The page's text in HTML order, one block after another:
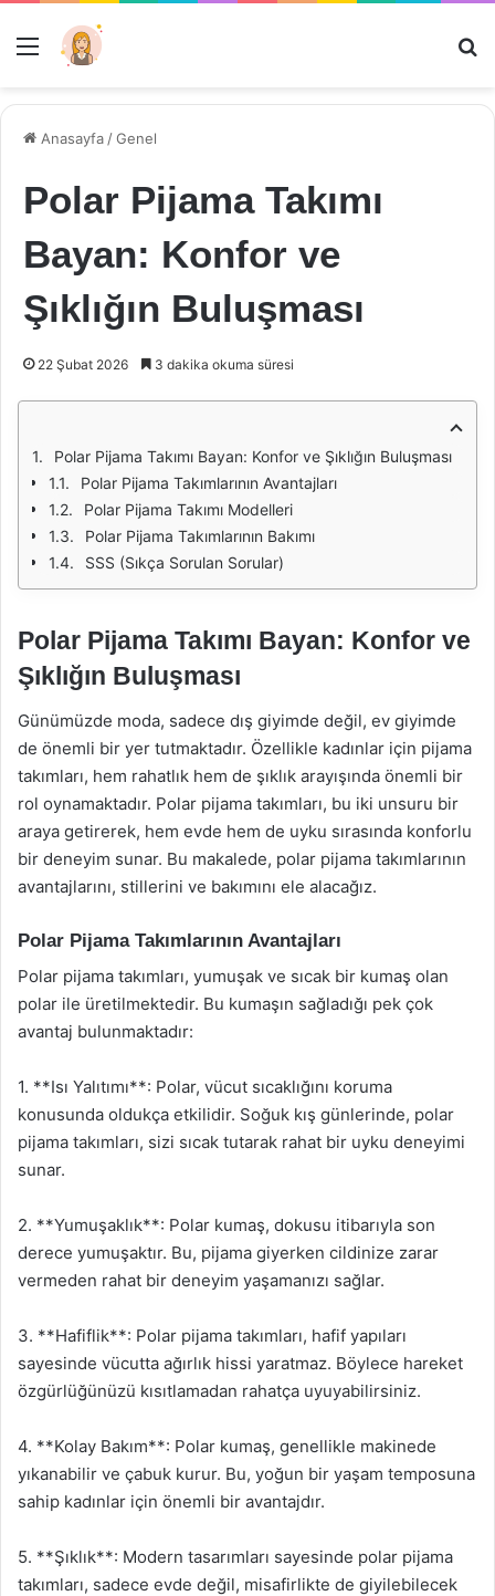
Menü
Anasayfa /Genel
Polar Pijama Takımı
Bayan: Konfor ve
Şıklığın Buluşması
22 Şubat 2026 3 dakika okuma süresi
Polar Pijama Takımı Bayan: Konfor ve Şıklığın Buluşması
Polar Pijama Takımlarının Avantajları
Polar Pijama Takımı Modelleri
Polar Pijama Takımlarının Bakımı
SSS (Sıkça Sorulan Sorular)
Polar Pijama Takımı Bayan: Konfor ve
Şıklığın Buluşması
Günümüzde moda, sadece dış giyimde değil, ev giyimde
de önemli bir yer tutmaktadır. Özellikle kadınlar için pijama
takımları, hem rahatlık hem de şıklık arayışında önemli bir
rol oynamaktadır. Polar pijama takımları, bu iki unsuru bir
araya getirerek, hem evde hem de uyku sırasında konforlu
bir deneyim sunar. Bu makalede, polar pijama takımlarının
avantajlarını, stillerini ve bakımını ele alacağız.
Polar Pijama Takımlarının Avantajları
Polar pijama takımları, yumuşak ve sıcak bir kumaş olan
polar ile üretilmektedir. Bu kumaşın sağladığı pek çok
avantaj bulunmaktadır:
1. **Isı Yalıtımı**: Polar, vücut sıcaklığını koruma
konusunda oldukça etkilidir. Soğuk kış günlerinde, polar
pijama takımları, sizi sıcak tutarak rahat bir uyku deneyimi
sunar.
2. **Yumuşaklık**: Polar kumaş, dokusu itibarıyla son
derece yumuşaktır. Bu, pijama giyerken cildinize zarar
vermeden rahat bir deneyim yaşamanızı sağlar.
3. **Hafiflik**: Polar pijama takımları, hafif yapıları
sayesinde vücutta ağırlık hissi yaratmaz. Böylece hareket
özgürlüğünüzü kısıtlamadan rahatça uyuyabilirsiniz.
4. **Kolay Bakım**: Polar kumaş, genellikle makinede
yıkanabilir ve çabuk kurur. Bu, yoğun bir yaşam temposuna
sahip kadınlar için önemli bir avantajdır.
5. **Şıklık**: Modern tasarımları sayesinde polar pijama
takımları, sadece evde değil, misafirlikte de giyilebilecek